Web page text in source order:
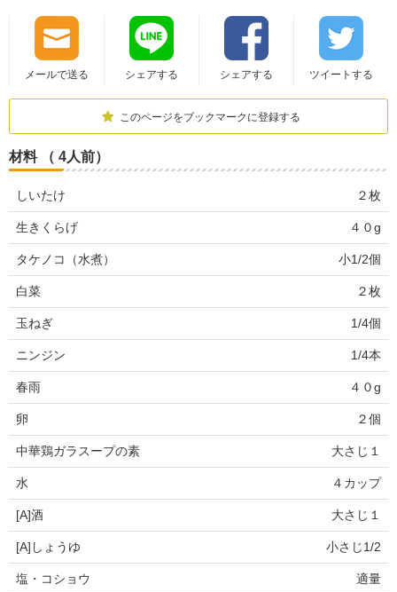
メールで送る シェアする シェアする ツイートする
このページをブックマークに登録する
材料 （ 4人前）
しいたけ ２枚
生きくらげ ４０g
タケノコ（水煮） 小1/2個
白菜 ２枚
玉ねぎ 1/4個
ニンジン 1/4本
春雨 ４０g
卵 ２個
中華鶏ガラスープの素 大さじ１
水 ４カップ
[A]酒 大さじ１
[A]しょうゆ 小さじ1/2
塩・コショウ 適量